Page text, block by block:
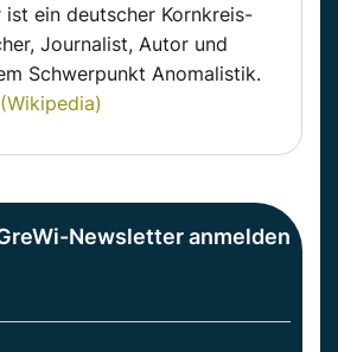
ist ein deutscher Kornkreis-
Journalist, Autor und
Schwerpunkt Anomalistik.
Newsletter anmelden